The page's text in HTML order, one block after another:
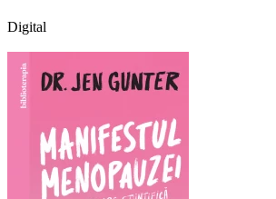
Digital